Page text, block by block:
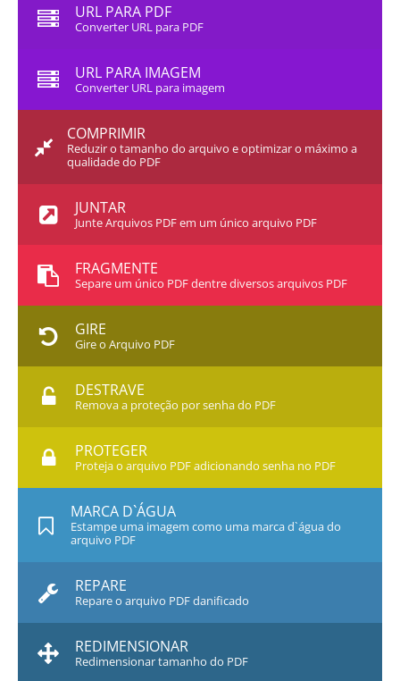
URL PARA PDF
Converter URL para PDF
URL PARA IMAGEM
Converter URL para imagem
COMPRIMIR
Reduzir o tamanho do arquivo e optimizar o máximo a
qualidade do PDF
JUNTAR
Junte Arquivos PDF em um único arquivo PDF
FRAGMENTE
Separe um único PDF dentre diversos arquivos PDF
GIRE
Gire o Arquivo PDF
DESTRAVE
Remova a proteção por senha do PDF
PROTEGER
Proteja o arquivo PDF adicionando senha no PDF
MARCA D`ÁGUA
Estampe uma imagem como uma marca d`água do
arquivo PDF
REPARE
Repare o arquivo PDF danificado
REDIMENSIONAR
Redimensionar tamanho do PDF